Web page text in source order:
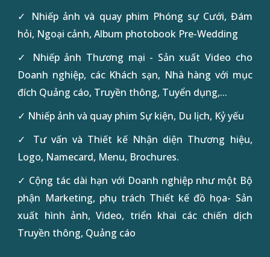
✓ Nhiếp ảnh và quay phim Phóng sự Cưới, Đám
hỏi, Ngoại cảnh, Album photobook Pre-Wedding
✓ Nhiếp ảnh Thương mại - Sản xuất Video cho
Doanh nghiệp, các Khách sạn, Nhà hàng với mục
đích Quảng cáo, Truyền thông, Tuyển dụng,...
✓ Nhiếp ảnh và quay phim Sự kiện, Du lịch, Kỷ yếu
✓ Tư vấn và Thiết kế Nhận diện Thương hiệu,
Logo, Namecard, Menu, Brochures.
✓ Cộng tác dài hạn với Doanh nghiệp như một Bộ
phận Marketing, phụ trách Thiết kế đồ họa- Sản
xuất hình ảnh, Video, triển khai các chiến dịch
Truyền thông, Quảng cáo